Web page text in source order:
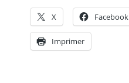
X Facebook
Imprimer